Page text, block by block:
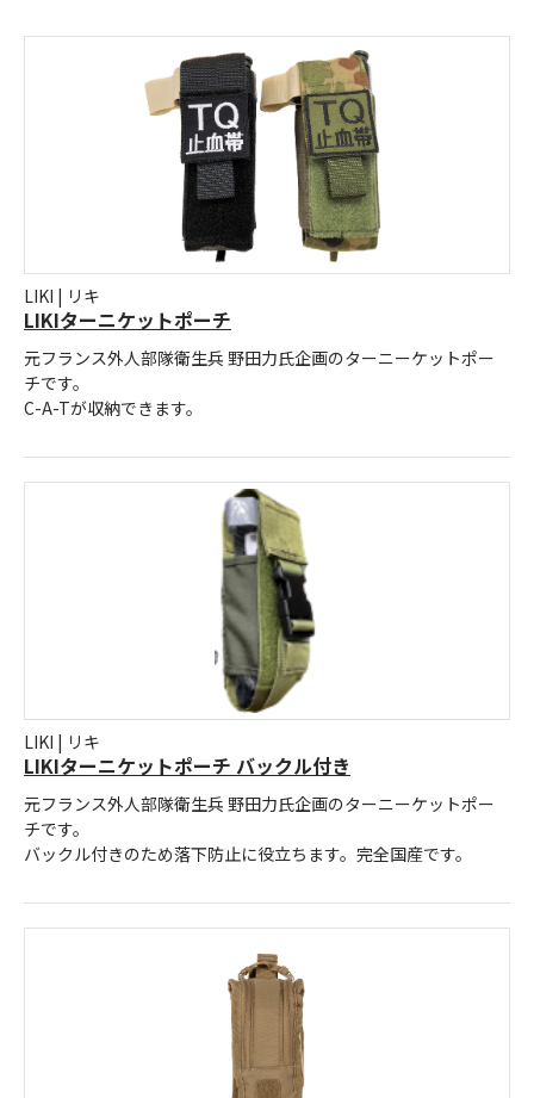
低体温防止
もっと見る
製品をキーワードで検索
検索
お問合せ
見積り
オンラインショップ
English 日本語
LIKI | リキ
LIKIターニケットポーチ
元フランス外人部隊衛生兵 野田力氏企画のターニーケットポー
チです。
C-A-Tが収納できます。
LIKI | リキ
LIKIターニケットポーチ バックル付き
元フランス外人部隊衛生兵 野田力氏企画のターニーケットポー
チです。
バックル付きのため落下防止に役立ちます。完全国産です。